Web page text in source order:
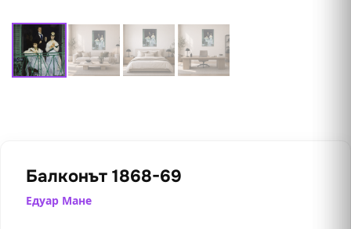
Балконът 1868-69
Едуар Мане